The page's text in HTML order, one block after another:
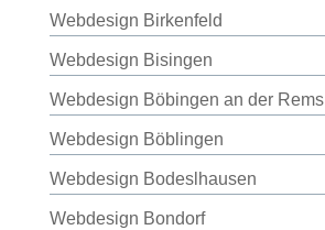
Webdesign Birkenfeld
Webdesign Bisingen
Webdesign Böbingen an der Rems
Webdesign Böblingen
Webdesign Bodeslhausen
Webdesign Bondorf